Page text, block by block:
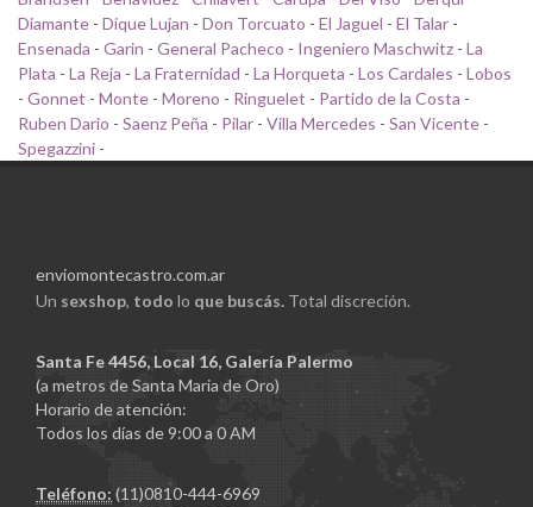
Diamante - Dique Lujan - Don Torcuato - El Jaguel - El Talar -
Ensenada - Garin - General Pacheco - Ingeniero Maschwitz - La
Plata - La Reja - La Fraternidad - La Horqueta - Los Cardales - Lobos
- Gonnet - Monte - Moreno - Ringuelet - Partido de la Costa -
Ruben Dario - Saenz Peña - Pilar - Villa Mercedes - San Vicente -
Spegazzini -
enviomontecastro.com.ar
Un sexshop, todo lo que buscás. Total discreción.
Santa Fe 4456, Local 16, Galería Palermo
(a metros de Santa Maria de Oro)
Horario de atención:
Todos los días de 9:00 a 0 AM
Teléfono: (11)0810-444-6969